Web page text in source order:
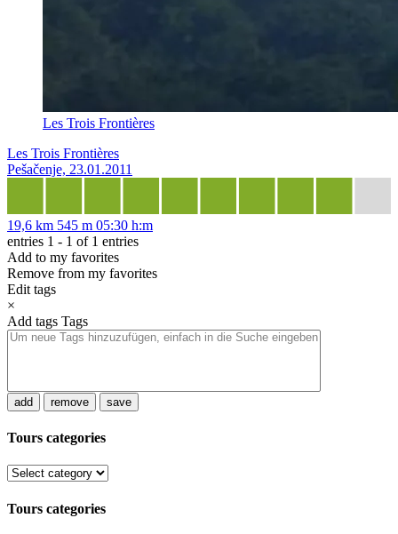
Les Trois Frontières
Les Trois Frontières
Pešačenje, 23.01.2011
19,6 km 545 m 05:30 h:m
entries 1 - 1 of 1 entries
Add to my favorites
Remove from my favorites
Edit tags
×
Add tags Tags
add remove save
Tours categories
Tours categories